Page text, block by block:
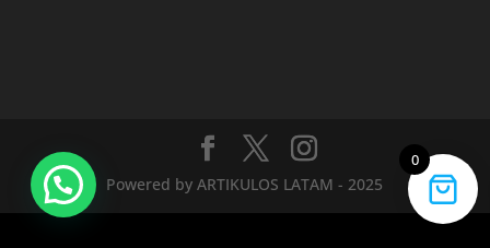
Powered by ARTIKULOS LATAM - 2025
0